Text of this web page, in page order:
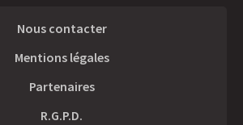
Nous contacter
Mentions légales
Partenaires
R.G.P.D.